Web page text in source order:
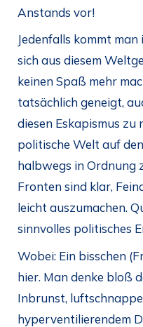
Anstands vor!
Jedenfalls kommt
sich aus diesem
keinen Spaß mehr
tatsächlich geneigt,
diesen Eskapismus
politische Welt auf
halbwegs in Ordnung
Fronten sind klar,
leicht auszumachen.
sinnvolles politisches
Wobei: Ein bisschen
hier. Man denke bloß
Inbrunst,
hyperventilierendem